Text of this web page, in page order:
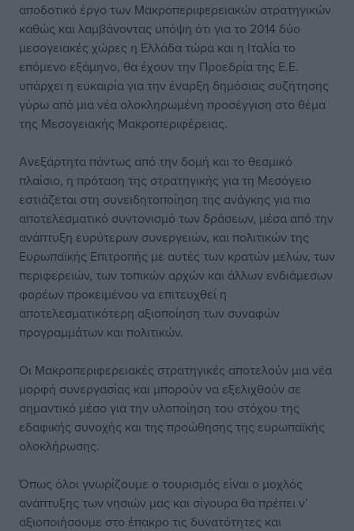
αποδοτικό έργο των Μακροπεριφερειακών στρατηγικών
καθώς και λαμβάνοντας υπόψη ότι για το 2014 δύο
μεσογειακές χώρες η Ελλάδα τώρα και η Ιταλία το
επόμενο εξάμηνο, θα έχουν την Προεδρία της Ε.Ε.
υπάρχει η ευκαιρία για την έναρξη δημόσιας συζήτησης
γύρω από μια νέα ολοκληρωμένη προσέγγιση στο θέμα
της Μεσογειακής Μακροπεριφέρειας.
Ανεξάρτητα πάντως από την δομή και το θεσμικό
πλαίσιο, η πρόταση της στρατηγικής για τη Μεσόγειο
εστιάζεται στη συνειδητοποίηση της ανάγκης για πιο
αποτελεσματικό συντονισμό των δράσεων, μέσα από την
ανάπτυξη ευρύτερων συνεργειών, και πολιτικών της
Ευρωπαϊκής Επιτροπής με αυτές των κρατών μελών, των
περιφερειών, των τοπικών αρχών και άλλων ενδιάμεσων
φορέων προκειμένου να επιτευχθεί η
αποτελεσματικότερη αξιοποίηση των συναφών
προγραμμάτων και πολιτικών.
Οι Μακροπεριφερειακές στρατηγικές αποτελούν μια νέα
μορφή συνεργασίας και μπορούν να εξελιχθούν σε
σημαντικό μέσο για την υλοποίηση του στόχου της
εδαφικής συνοχής και της προώθησης της ευρωπαϊκής
ολοκλήρωσης.
Όπως όλοι γνωρίζουμε ο τουρισμός είναι ο μοχλός
ανάπτυξης των νησιών μας και σίγουρα θα πρέπει ν’
αξιοποιήσουμε στο έπακρο τις δυνατότητες και